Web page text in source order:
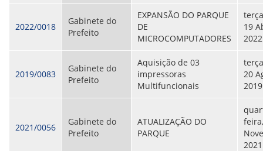
PARTICIPAÇÃO NOS LUCROS E RESULTADOS
CONSULTA MEUS RECURSOS PLR
CONSULTA TODOS RECURSOS PLR
CONSULTA QUESTIONAMENTO / ESCLARECIMENTO
PLR
SERVIÇOS
PGDE - PROGRAMA DE GERENCIAMENTO DO
DESEMPENHO DOS EMPREGADOS DA EMPREL
AFASTAMENTOS DOS FUNCIONÁRIOS
EVENTOS DA EMPREL
PPP - PERFIL PROFISSIOGRÁFICO
2022/0018
Gabinete do
Prefeito
EXPANSÃO DO PARQUE
DE
MICROCOMPUTADORES
19
2022
2019/0083
Gabinete do
Prefeito
Aquisição de 03
impressoras
Multifuncionais
20
2019
2021/0056
Gabinete do
Prefeito
ATUALIZAÇÃO DO
PARQUE
2021